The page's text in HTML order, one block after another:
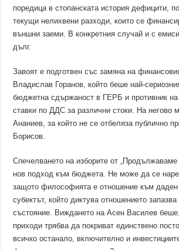
поредица в стопанската история дефицити,
текущи нелихвени разходи, които се
външни заеми. В конкретния случай и с
дълг.
Завоят е подготвен със замяна на
Владислав Горанов, който беше най-
бюджетна сдържаност в ГЕРБ и противник
ставки по ДДС за различни стоки. На негово
Ананиев, за който не се отбеляза публично
Борисов.
Спечелването на изборите от „Продължаваме
нов подход към бюджета. Не може да се
защото философията е отношение към даден
субектът, който диктува отношението
състояние. Виждането на Асен Василев
приходи трябва да покриват единствено
всичко останало, включително и